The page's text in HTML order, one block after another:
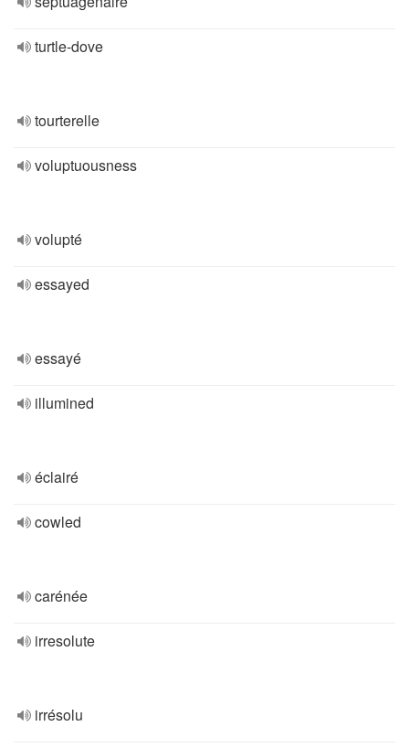
turtle-dove
tourterelle
voluptuousness
volupté
essayed
essayé
illumined
éclairé
cowled
carénée
irresolute
irrésolu